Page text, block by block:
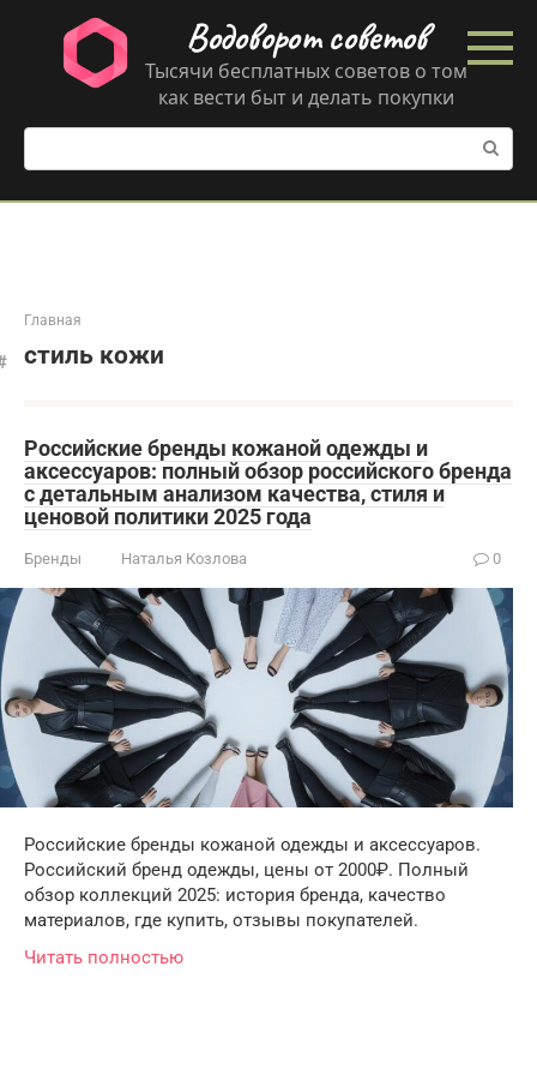
контенту
Водоворот советов
Тысячи бесплатных советов о том
как вести быт и делать покупки
Поиск:
Главная
стиль кожи
Российские бренды кожаной одежды и
аксессуаров: полный обзор российского бренда
с детальным анализом качества, стиля и
ценовой политики 2025 года
Бренды Наталья Козлова 0
Российские бренды кожаной одежды и аксессуаров.
Российский бренд одежды, цены от 2000₽. Полный
обзор коллекций 2025: история бренда, качество
материалов, где купить, отзывы покупателей.
Читать полностью